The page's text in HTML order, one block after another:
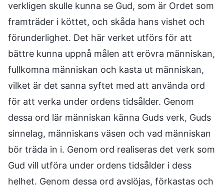
verkligen skulle kunna se Gud, som är Ordet som
framträder i köttet, och skåda hans vishet och
förunderlighet. Det här verket utförs för att
bättre kunna uppnå målen att erövra människan,
fullkomna människan och kasta ut människan,
vilket är det sanna syftet med att använda ord
för att verka under ordens tidsålder. Genom
dessa ord lär människan känna Guds verk, Guds
sinnelag, människans väsen och vad människan
bör träda in i. Genom ord realiseras det verk som
Gud vill utföra under ordens tidsålder i dess
helhet. Genom dessa ord avslöjas, förkastas och